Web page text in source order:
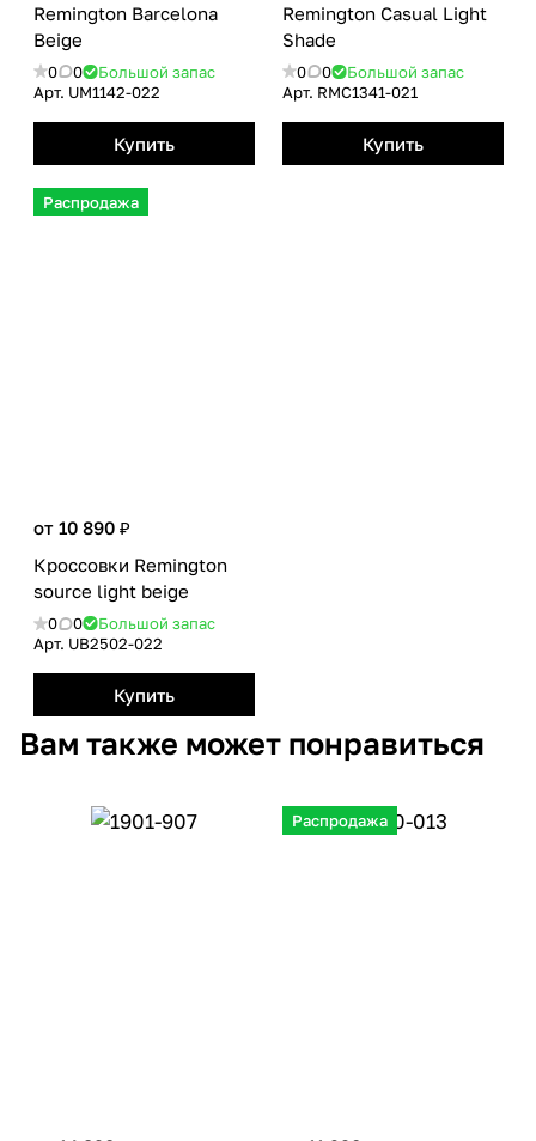
Remington Barcelona
Вeige
0 0
Большой запас
Арт. UM1142-022
Купить
Remington Casual Light
Shade
0 0
Большой запас
Арт. RMС1341-021
Купить
Распродажа
от 10 890 ₽
Кроссовки Remington
source light beige
0 0
Большой запас
Арт. UB2502-022
Купить
Вам также может понравиться
Распродажа